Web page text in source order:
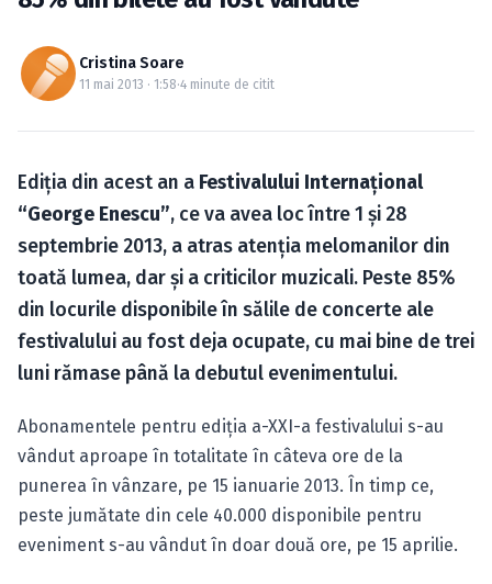
Caută în site...
Cristina Soare
11 mai 2013 · 1:58·4 minute de citit
Ediţia din acest an a Festivalului Internaţional
“George Enescu”, ce va avea loc între 1 şi 28
septembrie 2013, a atras atenţia melomanilor din
toată lumea, dar şi a criticilor muzicali. Peste 85%
din locurile disponibile în sălile de concerte ale
festivalului au fost deja ocupate, cu mai bine de trei
luni rămase până la debutul evenimentului.
Abonamentele pentru ediţia a-XXI-a festivalului s-au
vândut aproape în totalitate în câteva ore de la
punerea în vânzare, pe 15 ianuarie 2013. În timp ce,
peste jumătate din cele 40.000 disponibile pentru
eveniment s-au vândut în doar două ore, pe 15 aprilie.